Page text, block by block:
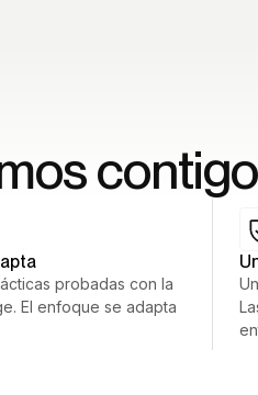
contigo
probadas con la
El enfoque se adapta